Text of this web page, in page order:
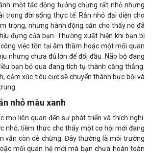
một tác động tưởng chừng rất nhỏ nhưng
trong đời sống thực tế. Rắn nhỏ đại diện cho
trọng, nhưng hành động cắn cho thấy nó đã
đựng của bạn. Thường xuất hiện khi bạn bị
việc tồn tại âm thầm hoặc một mối quan
nhưng chưa đủ lớn để đối đầu. Não bộ đang
bạn bỏ qua đang tích tụ thành căng thẳng.
cảm xúc tiêu cực sẽ chuyển thành bực bội và
nhỏ màu xanh
mơ liên quan đến sự phát triển và thích nghi.
nhỏ, tiềm thức cho thấy một cơ hội mới đang
vẫn còn dè chừng. Đây thường là môi trường
mối quan hệ mới mà bạn chưa hoàn toàn